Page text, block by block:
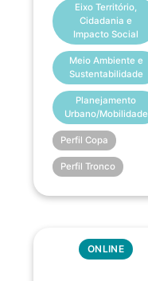
Eixo Território,
Cidadania e
Impacto Social
Meio Ambiente e
Sustentabilidade
Planejamento
Urbano/Mobilidade
Perfil Copa
Perfil Tronco
ONLINE